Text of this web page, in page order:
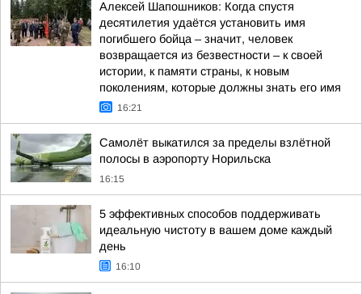
Алексей Шапошников: Когда спустя
десятилетия удаётся установить имя
погибшего бойца – значит, человек
возвращается из безвестности – к своей
истории, к памяти страны, к новым
поколениям, которые должны знать его имя
16:21
Самолёт выкатился за пределы взлётной
полосы в аэропорту Норильска
16:15
5 эффективных способов поддерживать
идеальную чистоту в вашем доме каждый
день
16:10